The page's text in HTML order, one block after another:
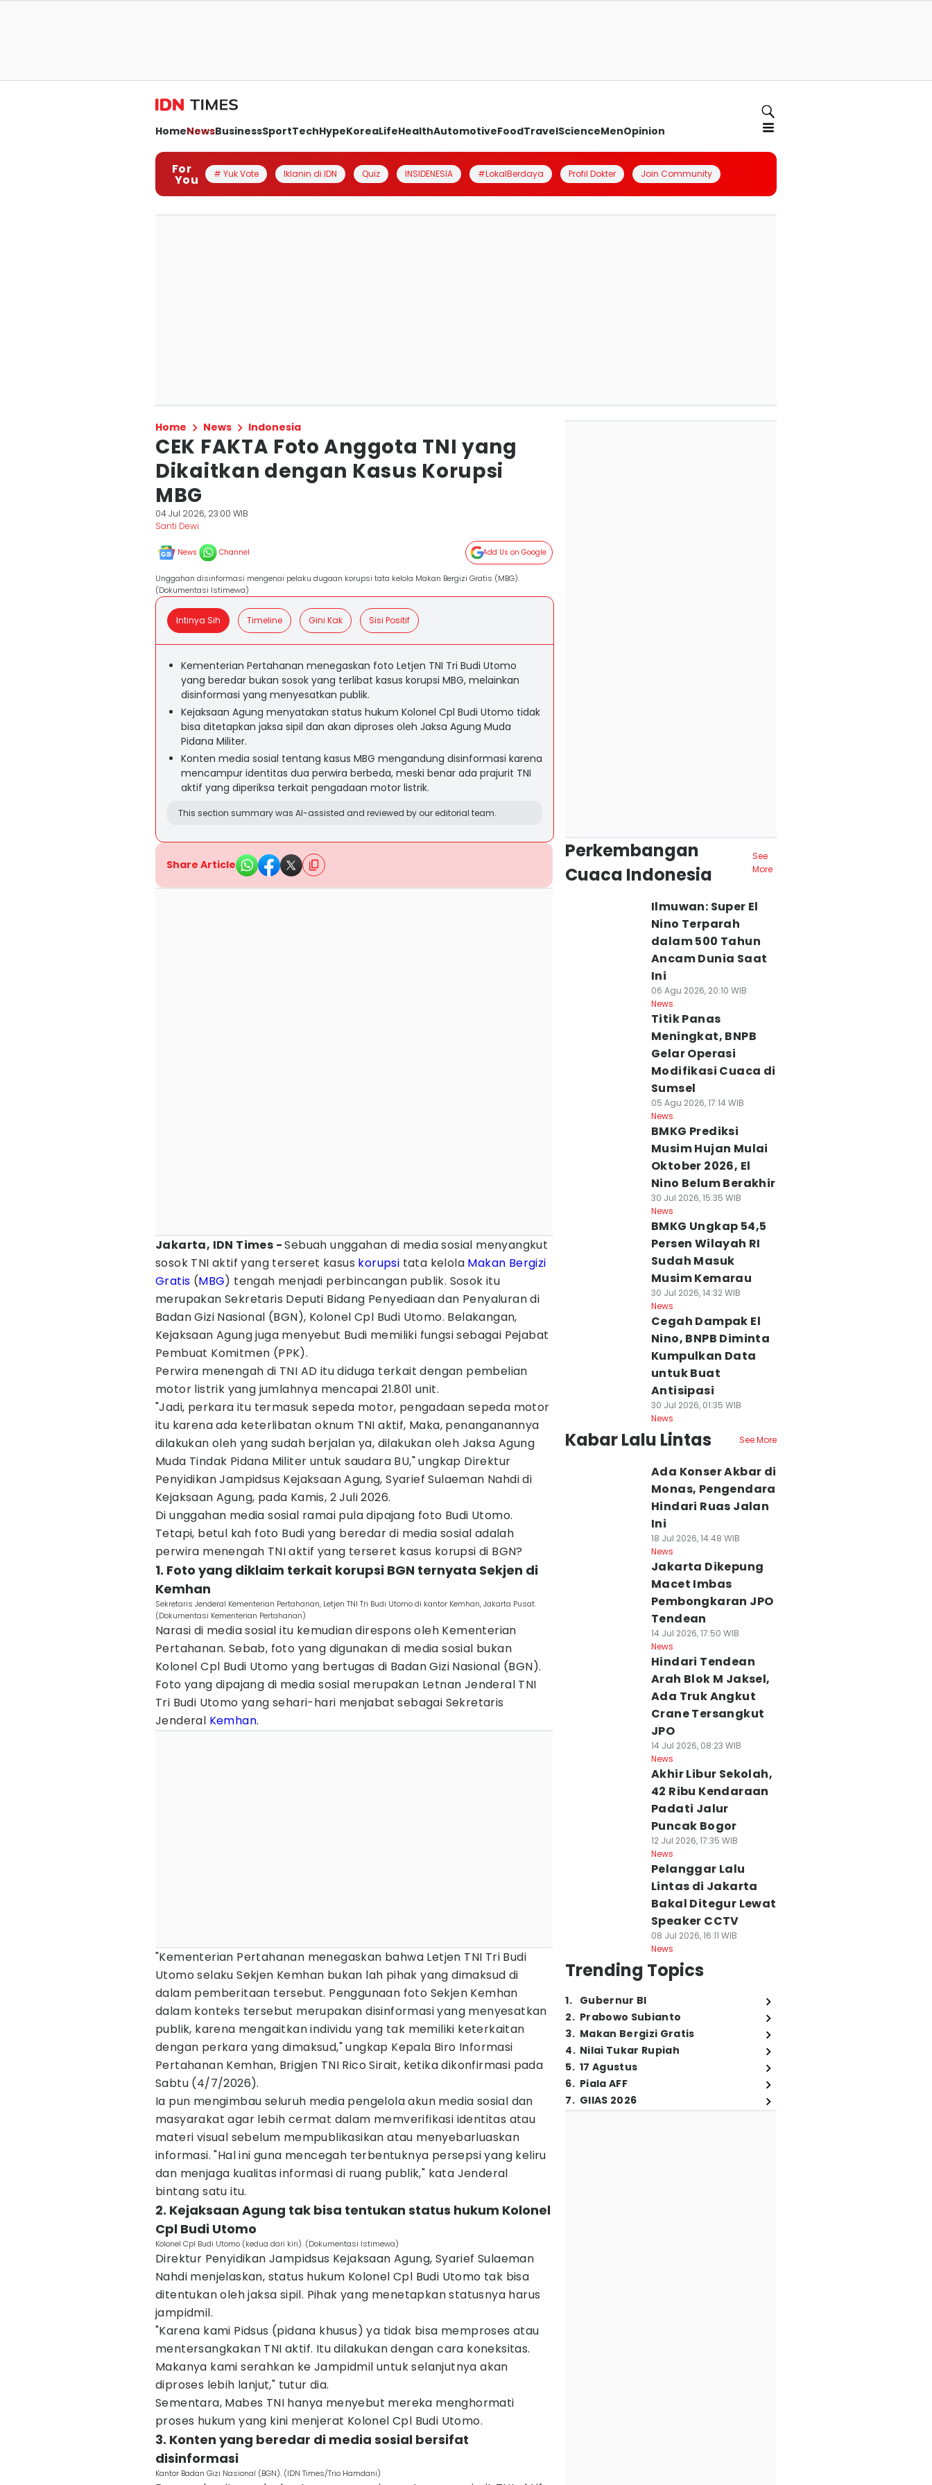
HomeNewsBusinessSportTechHypeKoreaLifeHealthAutomotiveFoodTravelScienceMenOpinion
For
You # Yuk Vote Iklanin di IDN Quiz INSIDENESIA #LokalBerdaya Profil Dokter Join Community
Home News Indonesia
CEK FAKTA Foto Anggota TNI yang
Dikaitkan dengan Kasus Korupsi
MBG
04 Jul 2026, 23:00 WIB
Santi Dewi
News Channel Add Us on Google
Unggahan disinformasi mengenai pelaku dugaan korupsi tata kelola Makan Bergizi Gratis (MBG).
(Dokumentasi Istimewa)
Intinya Sih Timeline Gini Kak Sisi Positif
Kementerian Pertahanan menegaskan foto Letjen TNI Tri Budi Utomo
yang beredar bukan sosok yang terlibat kasus korupsi MBG, melainkan
disinformasi yang menyesatkan publik.
Kejaksaan Agung menyatakan status hukum Kolonel Cpl Budi Utomo tidak
bisa ditetapkan jaksa sipil dan akan diproses oleh Jaksa Agung Muda
Pidana Militer.
Konten media sosial tentang kasus MBG mengandung disinformasi karena
mencampur identitas dua perwira berbeda, meski benar ada prajurit TNI
aktif yang diperiksa terkait pengadaan motor listrik.
This section summary was AI-assisted and reviewed by our editorial team.
Share Article
Jakarta, IDN Times -Sebuah unggahan di media sosial menyangkut
sosok TNI aktif yang terseret kasus korupsi tata kelola Makan Bergizi
Gratis (MBG) tengah menjadi perbincangan publik. Sosok itu
merupakan Sekretaris Deputi Bidang Penyediaan dan Penyaluran di
Badan Gizi Nasional (BGN), Kolonel Cpl Budi Utomo. Belakangan,
Kejaksaan Agung juga menyebut Budi memiliki fungsi sebagai Pejabat
Pembuat Komitmen (PPK).
Perwira menengah di TNI AD itu diduga terkait dengan pembelian
motor listrik yang jumlahnya mencapai 21.801 unit.
"Jadi, perkara itu termasuk sepeda motor, pengadaan sepeda motor
itu karena ada keterlibatan oknum TNI aktif, Maka, penanganannya
dilakukan oleh yang sudah berjalan ya, dilakukan oleh Jaksa Agung
Muda Tindak Pidana Militer untuk saudara BU," ungkap Direktur
Penyidikan Jampidsus Kejaksaan Agung, Syarief Sulaeman Nahdi di
Kejaksaan Agung, pada Kamis, 2 Juli 2026.
Di unggahan media sosial ramai pula dipajang foto Budi Utomo.
Tetapi, betul kah foto Budi yang beredar di media sosial adalah
perwira menengah TNI aktif yang terseret kasus korupsi di BGN?
1. Foto yang diklaim terkait korupsi BGN ternyata Sekjen di
Kemhan
Sekretaris Jenderal Kementerian Pertahanan, Letjen TNI Tri Budi Utomo di kantor Kemhan, Jakarta Pusat.
(Dokumentasi Kementerian Pertahanan)
Narasi di media sosial itu kemudian direspons oleh Kementerian
Pertahanan. Sebab, foto yang digunakan di media sosial bukan
Kolonel Cpl Budi Utomo yang bertugas di Badan Gizi Nasional (BGN).
Foto yang dipajang di media sosial merupakan Letnan Jenderal TNI
Tri Budi Utomo yang sehari-hari menjabat sebagai Sekretaris
Jenderal Kemhan.
"Kementerian Pertahanan menegaskan bahwa Letjen TNI Tri Budi
Utomo selaku Sekjen Kemhan bukan lah pihak yang dimaksud di
dalam pemberitaan tersebut. Penggunaan foto Sekjen Kemhan
dalam konteks tersebut merupakan disinformasi yang menyesatkan
publik, karena mengaitkan individu yang tak memiliki keterkaitan
dengan perkara yang dimaksud," ungkap Kepala Biro Informasi
Pertahanan Kemhan, Brigjen TNI Rico Sirait, ketika dikonfirmasi pada
Sabtu (4/7/2026).
Ia pun mengimbau seluruh media pengelola akun media sosial dan
masyarakat agar lebih cermat dalam memverifikasi identitas atau
materi visual sebelum mempublikasikan atau menyebarluaskan
informasi. "Hal ini guna mencegah terbentuknya persepsi yang keliru
dan menjaga kualitas informasi di ruang publik," kata Jenderal
bintang satu itu.
2. Kejaksaan Agung tak bisa tentukan status hukum Kolonel
Cpl Budi Utomo
Kolonel Cpl Budi Utomo (kedua dari kiri). (Dokumentasi Istimewa)
Direktur Penyidikan Jampidsus Kejaksaan Agung, Syarief Sulaeman
Nahdi menjelaskan, status hukum Kolonel Cpl Budi Utomo tak bisa
ditentukan oleh jaksa sipil. Pihak yang menetapkan statusnya harus
jampidmil.
"Karena kami Pidsus (pidana khusus) ya tidak bisa memproses atau
mentersangkakan TNI aktif. Itu dilakukan dengan cara koneksitas.
Makanya kami serahkan ke Jampidmil untuk selanjutnya akan
diproses lebih lanjut," tutur dia.
Sementara, Mabes TNI hanya menyebut mereka menghormati
proses hukum yang kini menjerat Kolonel Cpl Budi Utomo.
3. Konten yang beredar di media sosial bersifat
disinformasi
Kantor Badan Gizi Nasional (BGN). (IDN Times/Trio Hamdani)
Perkembangan
Cuaca Indonesia
See
More
Ilmuwan: Super El
Nino Terparah
dalam 500 Tahun
Ancam Dunia Saat
Ini
06 Agu 2026, 20:10 WIB
News
Titik Panas
Meningkat, BNPB
Gelar Operasi
Modifikasi Cuaca di
Sumsel
05 Agu 2026, 17:14 WIB
News
BMKG Prediksi
Musim Hujan Mulai
Oktober 2026, El
Nino Belum Berakhir
30 Jul 2026, 15:35 WIB
News
BMKG Ungkap 54,5
Persen Wilayah RI
Sudah Masuk
Musim Kemarau
30 Jul 2026, 14:32 WIB
News
Cegah Dampak El
Nino, BNPB Diminta
Kumpulkan Data
untuk Buat
Antisipasi
30 Jul 2026, 01:35 WIB
News
Kabar Lalu Lintas See More
Ada Konser Akbar di
Monas, Pengendara
Hindari Ruas Jalan
Ini
18 Jul 2026, 14:48 WIB
News
Jakarta Dikepung
Macet Imbas
Pembongkaran JPO
Tendean
14 Jul 2026, 17:50 WIB
News
Hindari Tendean
Arah Blok M Jaksel,
Ada Truk Angkut
Crane Tersangkut
JPO
14 Jul 2026, 08:23 WIB
News
Akhir Libur Sekolah,
42 Ribu Kendaraan
Padati Jalur
Puncak Bogor
12 Jul 2026, 17:35 WIB
News
Pelanggar Lalu
Lintas di Jakarta
Bakal Ditegur Lewat
Speaker CCTV
08 Jul 2026, 16:11 WIB
News
Trending Topics
1. Gubernur BI
2. Prabowo Subianto
3. Makan Bergizi Gratis
4. Nilai Tukar Rupiah
5. 17 Agustus
6. Piala AFF
7. GIIAS 2026